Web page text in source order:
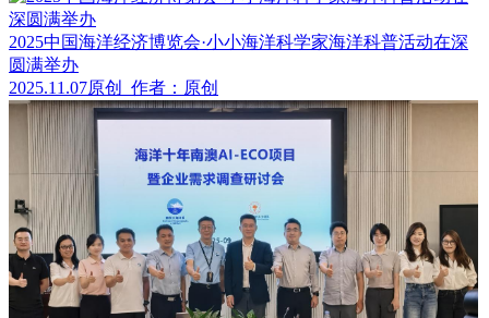
2025中国海洋经济博览会·小小海洋科学家海洋科普活动在深
圆满举办
2025.11.07原创 作者：原创